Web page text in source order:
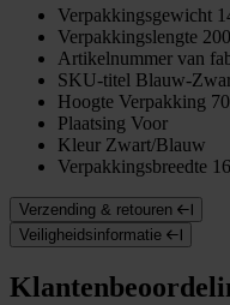
Verpakkingsgewicht
Verpakkingslengte 200
Artikelnummer van
SKU-titel Blauw-
Hoogte Verpakking 70
Plaatsing Voor
Kleur Zwart/Blauw
Verpakkingsbreedte
Verzending & retouren
Veiligheidsinformatie